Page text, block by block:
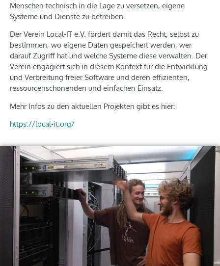
Menschen technisch in die Lage zu versetzen, eigene
Systeme und Dienste zu betreiben.
Der Verein Local-IT e.V. fördert damit das Recht, selbst zu
bestimmen, wo eigene Daten gespeichert werden, wer
darauf Zugriff hat und welche Systeme diese verwalten. Der
Verein engagiert sich in diesem Kontext für die Entwicklung
und Verbreitung freier Software und deren effizienten,
ressourcenschonenden und einfachen Einsatz.
Mehr Infos zu den aktuellen Projekten gibt es hier:
https://local-it.org/